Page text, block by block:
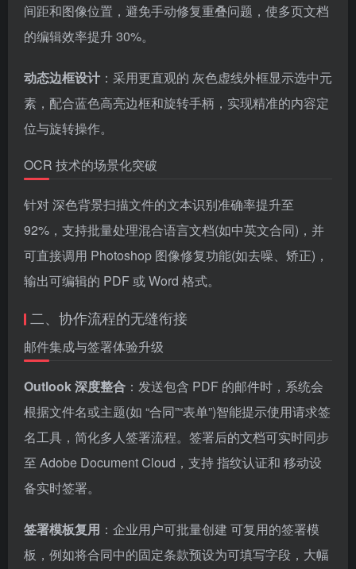
间距和图像位置，避免手动修复重叠问题，使多页文档
的编辑效率提升 30%。
动态边框设计 ：采用更直观的 灰色虚线外框显示选中元
素，配合蓝色高亮边框和旋转手柄，实现精准的内容定
位与旋转操作。
OCR 技术的场景化突破
针对 深色背景扫描文件的文本识别准确率提升至
92%，支持批量处理混合语言文档(如中英文合同)，并
可直接调用 Photoshop 图像修复功能(如去噪、矫正)，
输出可编辑的 PDF 或 Word 格式。
二、协作流程的无缝衔接
邮件集成与签署体验升级
Outlook 深度整合 ：发送包含 PDF 的邮件时，系统会
根据文件名或主题(如 “合同”“表单”)智能提示使用请求签
名工具，简化多人签署流程。签署后的文档可实时同步
至 Adobe Document Cloud，支持 指纹认证和 移动设
备实时签署。
签署模板复用 ：企业用户可批量创建 可复用的签署模
板，例如将合同中的固定条款预设为可填写字段，大幅